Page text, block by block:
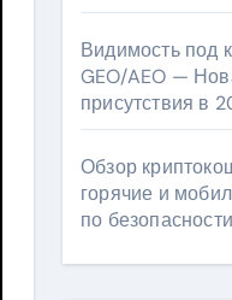
Видимость под
GEO/AEO —
присутствия в
Обзор
горячие и
по